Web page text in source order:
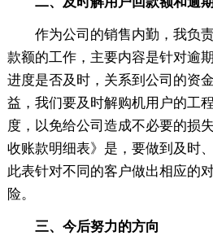
作为公司的销售内勤，我负责
款额的工作，主要内容是针对逾
进度是否及时，关系到公司的资
益，我们要及时解购机用户的工
度，以免给公司造成不必要的损
收账款明细表》是，要做到及时
此表针对不同的客户做出相应的
险。
三、今后努力的方向